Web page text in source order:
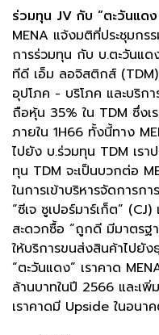
ร่วมทุน JV กับ “ตะวันแด
MENA แจ้งมติที่ประชุมกร
การร่วมทุน กับ บ.ตะวันแ
ทีดี เอ็ม ลอจิสติกส์
อุปโภค - บริโภค และบริก
ถือหุ้น 35% ใน TDM ซึ่งเ
ภายใน 1H66 ทั้งนี้ทาง
ไปยัง บ.ร่วมทุน TDM เรา
ทุน TDM จะเป็นบวกต่อ
ในการเข้าบริหารจัดการก
“ซีเจ ซูเปอร์มาร์เก็ต”
สะดวกซื้อ “ถูกดี มีมาตรฐ
ให้บริการขนส่งสินค้าไปยั
“ตะวันแดง” เราคาด
ล้านบาทในปี 2566 และเ
เราคาดมี Upside ในอน